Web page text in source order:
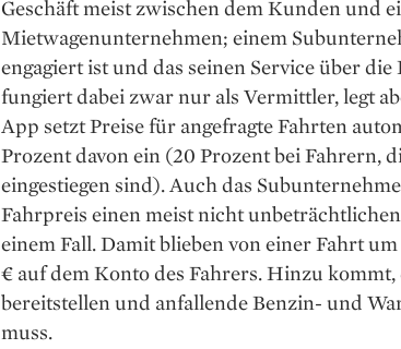
Geschäft meist zwischen dem Kunden und
Mietwagenunternehmen; einem
engagiert ist und das seinen Service über
fungiert dabei zwar nur als Vermittler, legt
App setzt Preise für angefragte Fahrten
Prozent davon ein (20 Prozent bei Fahrern,
eingestiegen sind). Auch das
Fahrpreis einen meist nicht
einem Fall. Damit blieben von einer Fahrt
€ auf dem Konto des Fahrers. Hinzu kommt,
bereitstellen und anfallende Benzin- und
muss.